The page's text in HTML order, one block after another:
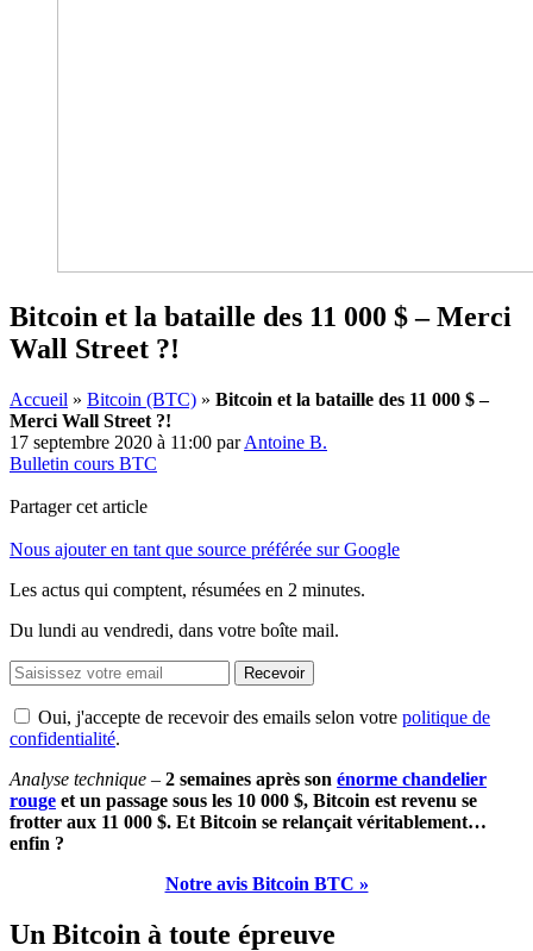
Bitcoin et la bataille des 11 000 $ – Merci
Wall Street ?!
Accueil » Bitcoin (BTC) » Bitcoin et la bataille des 11 000 $ –
Merci Wall Street ?!
17 septembre 2020 à 11:00 parAntoine B.
Bulletin cours BTC
Partager cet article
Nous ajouter en tant que source préférée sur Google
Les actus qui comptent, résumées en 2 minutes.
Du lundi au vendredi, dans votre boîte mail.
Recevoir
Oui, j'accepte de recevoir des emails selon votre politique de
confidentialité.
Analyse technique – 2 semaines après son énorme chandelier
rouge et un passage sous les 10 000 $, Bitcoin est revenu se
frotter aux 11 000 $. Et Bitcoin se relançait véritablement…
enfin ?
Notre avis Bitcoin BTC »
Un Bitcoin à toute épreuve